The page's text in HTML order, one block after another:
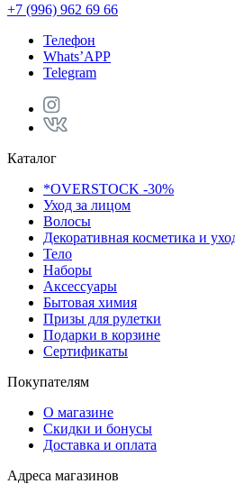
+7 (996) 962 69 66
Телефон
Whats’APP
Telegram
Каталог
*OVERSTOCK -30%
Уход за лицом
Волосы
Декоративная косметика и
Тело
Наборы
Аксессуары
Бытовая химия
Призы для рулетки
Подарки в корзине
Сертификаты
Покупателям
О магазине
Скидки и бонусы
Доставка и оплата
Адреса магазинов